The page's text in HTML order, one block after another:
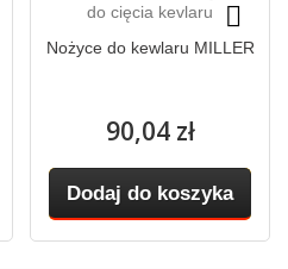
Nożyce do kewlaru MILLER
90,04 zł
Dodaj do koszyka